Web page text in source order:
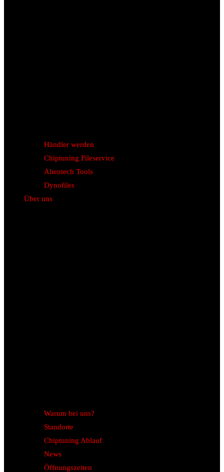
Händler werden
Chiptuning Fileservice
Alientech Tools
Dynofiles
Über uns
Warum bei uns?
Standorte
Chiptuning Ablauf
News
Öffnungszeiten